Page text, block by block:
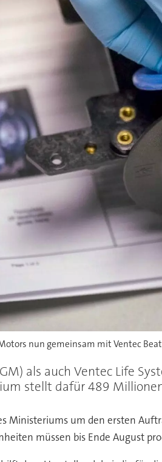
nun gemeinsam mit Ventec
als auch Ventec Life
stellt dafür 489
Ministeriums um den ersten
müssen bis Ende August